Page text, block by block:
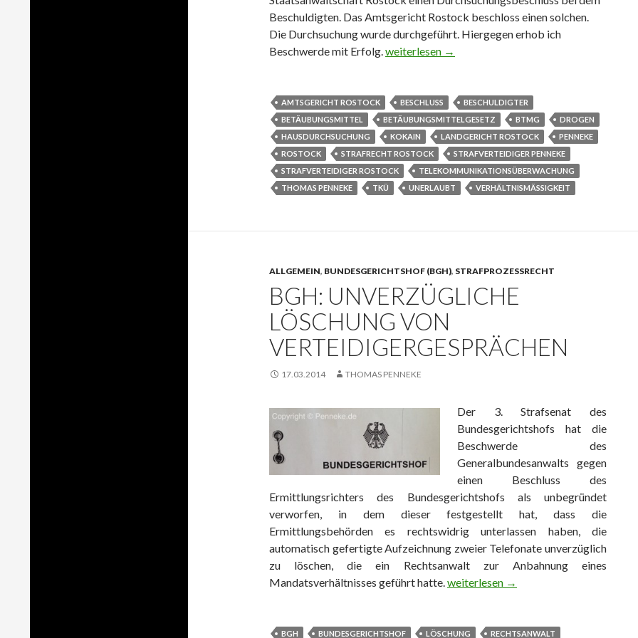
Beschuldigten. Das Amtsgericht Rostock beschloss einen solchen.
Die Durchsuchung wurde durchgeführt. Hiergegen erhob ich
Beschwerde mit Erfolg.Rechtswidriger Schnellschuss zur
weiterlesen →
AMTSGERICHT ROSTOCK BESCHLUSS
BESCHULDIGTER
BETÄUBUNGSMITTEL
BETÄUBUNGSMITTELGESETZ BTMG
DROGEN
HAUSDURCHSUCHUNG
KOKAIN LANDGERICHT ROSTOCK
PENNEKE
ROSTOCK
STRAFRECHT ROSTOCK
STRAFVERTEIDIGER PENNEKE
STRAFVERTEIDIGER ROSTOCK
TELEKOMMUNIKATIONSÜBERWACHUNG
THOMAS PENNEKE
TKÜ UNERLAUBT VERHÄLTNISMÄSSIGKEIT
ALLGEMEIN, BUNDESGERICHTSHOF (BGH), STRAFPROZESSRECHT
BGH: UNVERZÜGLICHE
LÖSCHUNG VON
VERTEIDIGERGESPRÄCHEN
17.03.2014 THOMAS PENNEKE
Der 3. Strafsenat des
Bundesgerichtshofs hat die
Beschwerde des
Generalbundesanwalts gegen
einen Beschluss des
Ermittlungsrichters des Bundesgerichtshofs als unbegründet
verworfen, in dem dieser festgestellt hat, dass die
Ermittlungsbehörden es rechtswidrig unterlassen haben, die
automatisch gefertigte Aufzeichnung zweier Telefonate unverzüglich
zu löschen, die ein Rechtsanwalt zur Anbahnung eines
Mandatsverhältnisses geführt hatte.BGH: Unverzügliche Löschung von
weiterlesen →
BGH BUNDESGERICHTSHOF LÖSCHUNG RECHTSANWALT